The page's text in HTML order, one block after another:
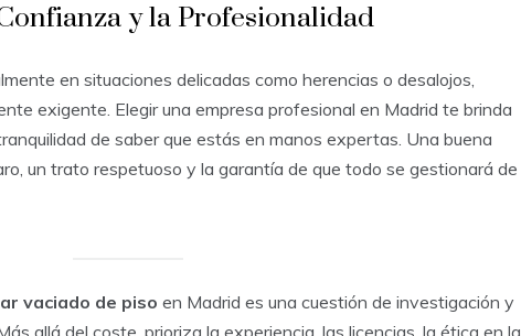
y la Profesionalidad
en situaciones delicadas como herencias o desalojos,
exigente. Elegir una empresa profesional en Madrid te brinda
de saber que estás en manos expertas. Una buena
un trato respetuoso y la garantía de que todo se gestionará de
vaciado de piso en Madrid es una cuestión de investigación y